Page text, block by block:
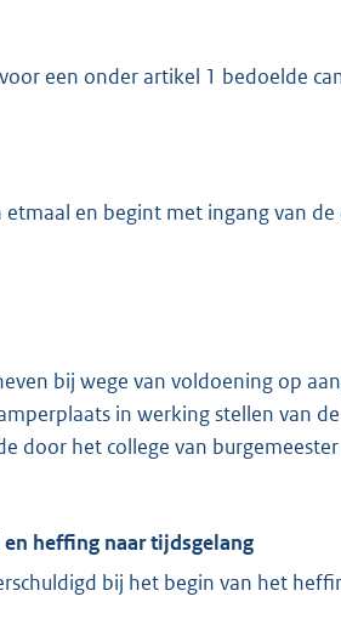
een onder artikel 1 bedoelde
en begint met ingang van
bij wege van voldoening op
in werking stellen van
door het college van
heffing naar tijdsgelang
bij het begin van het